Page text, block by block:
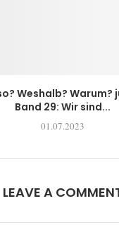
Weshalb? Warum?
Band 29: Wir sind...
01.07.2023
LEAVE A